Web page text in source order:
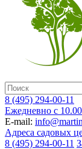
8 (495) 294-00-11
Ежедневно с
E-mail:
Адреса садовых
8 (495) 294-00-11